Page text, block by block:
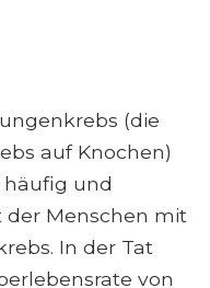
(die
auf Knochen)
häufig und
der Menschen mit
In der Tat
von